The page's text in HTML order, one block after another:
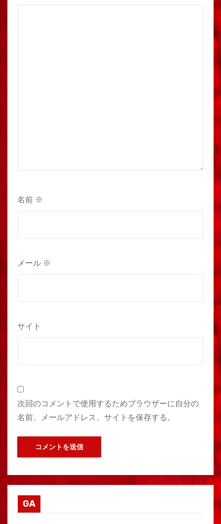
名前 ※
メール ※
サイト
次回のコメントで使用するためブラウザーに自分の
名前、メールアドレス、サイトを保存する。
GA